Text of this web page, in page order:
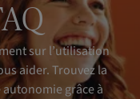
sur l’utilisation
aider. Trouvez la
grâce à